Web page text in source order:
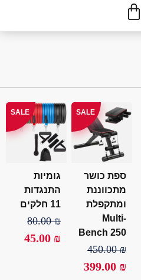
SALE
ספת כושר
מתכווננת
ומתקפלת
Multi-
Bench 250
450.00
399.00
SALE
גומיות
התנגדות
80.00
45.00 ₪